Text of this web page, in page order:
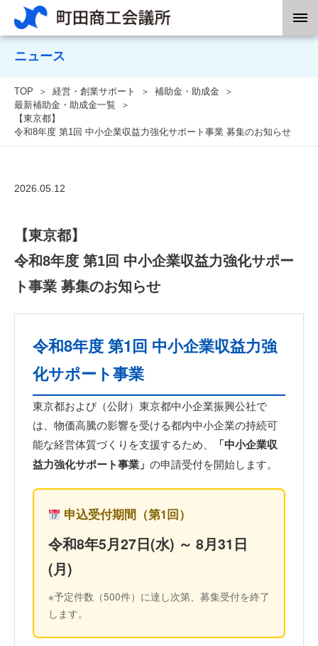
ニュース
TOP 経営・創業サポート
補助金・助成金
最新補助金・助成金一覧
【東京都】
令和8年度 第1回 中小企業収益力強化サポート事業 募集のお知らせ
2026.05.12
【東京都】
令和8年度 第1回 中小企業収益力強化サポー
ト事業 募集のお知らせ
令和8年度 第1回 中小企業収益力強
化サポート事業
東京都および（公財）東京都中小企業振興公社で
は、物価高騰の影響を受ける都内中小企業の持続可
能な経営体質づくりを支援するため、
「中小企業収
益力強化サポート事業」 の申請受付を開始します。
申込受付期間（第1回）
令和8年5月27日(水) ～ 8月31日
(月)
※予定件数（500件）に達し次第、募集受付を終了
します。